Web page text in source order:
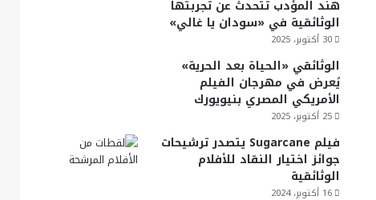
هند المؤدب تتحدث عن تجربتها
الوثائقية في «سودان يا غالي»
30 أكتوبر، 2025
الوثائقي «الحياة بعد الحرية»
يُعرض في مهرجان الفيلم
الأمريكي المصري بنيويورك
25 أكتوبر، 2025
فيلم Sugarcane يتصدر ترشيحات
جوائز اختيار النقاد للأفلام
الوثائقية
16 أكتوبر، 2024